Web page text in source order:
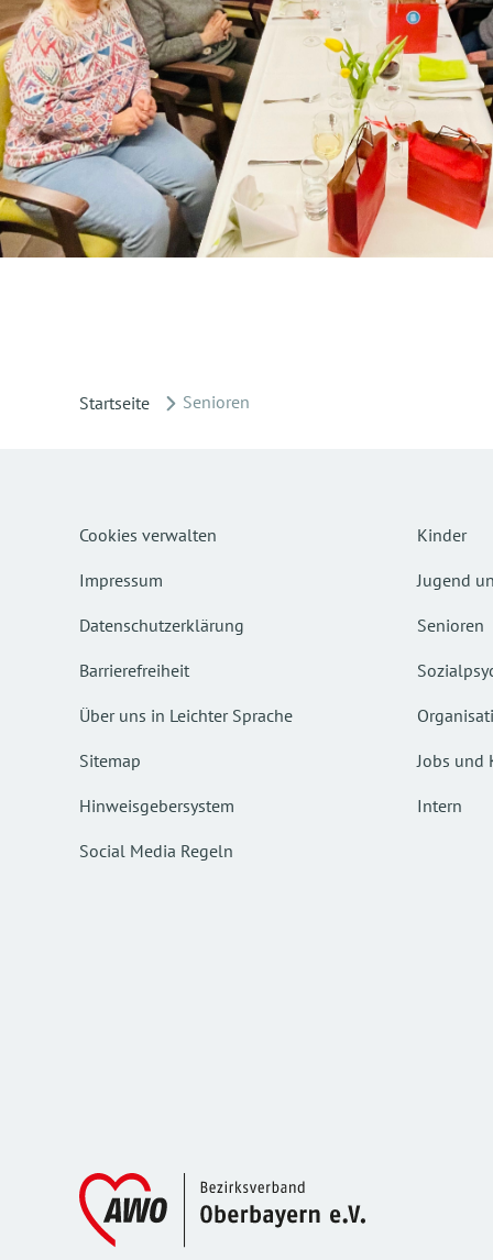
Startseite Senioren
Cookies verwalten
Impressum
Datenschutzerklärung
Barrierefreiheit
Über uns in Leichter Sprache
Sitemap
Hinweisgebersystem
Social Media Regeln
Kinder
Jugend
Senioren
Jobs und
Intern